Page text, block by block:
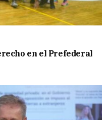
en el Prefederal